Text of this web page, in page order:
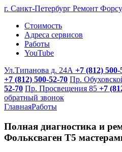
г. Санкт-Петербург Ремонт
Стоимость
Адреса сервисов
Работы
YouTube
Ул.Типанова д. 24А +7 (812) 500-
+7 (812) 500-52-70 Пр.
52-70 Пр. Просвещения 85 +7
обратный звонок
ГлавнаяРаботы
Полная диагностика и
Фольксваген Т5